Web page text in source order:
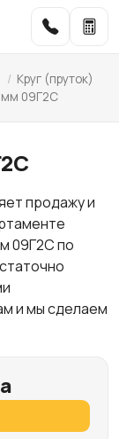
/ Круг (пруток)
мм 09Г2С
продажу и
09Г2С по
и мы сделаем